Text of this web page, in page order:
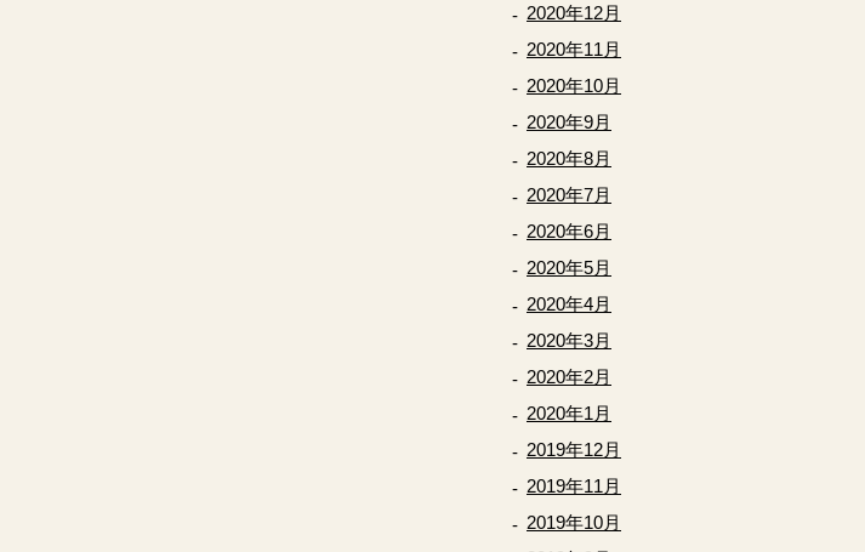
2020年12月
2020年11月
2020年10月
2020年9月
2020年8月
2020年7月
2020年6月
2020年5月
2020年4月
2020年3月
2020年2月
2020年1月
2019年12月
2019年11月
2019年10月